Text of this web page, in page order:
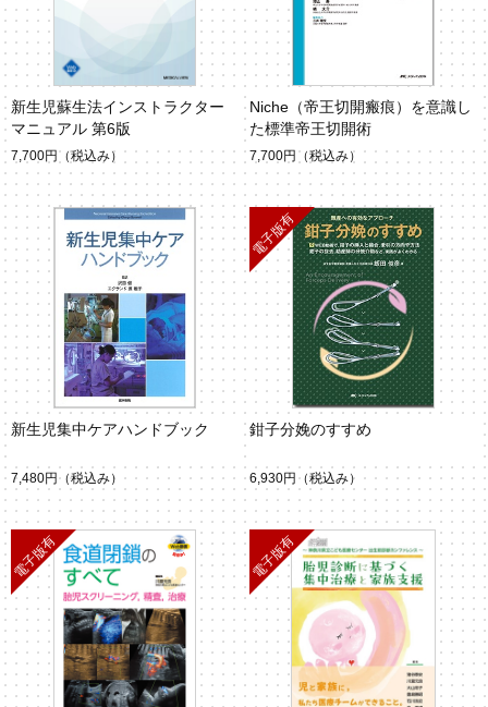
新生児蘇生法インストラクター
マニュアル 第6版
7,700円 （税込み）
Niche（帝王切開瘢痕）を意識し
た標準帝王切開術
7,700円 （税込み）
新生児集中ケアハンドブック
7,480円 （税込み）
鉗子分娩のすすめ
6,930円 （税込み）